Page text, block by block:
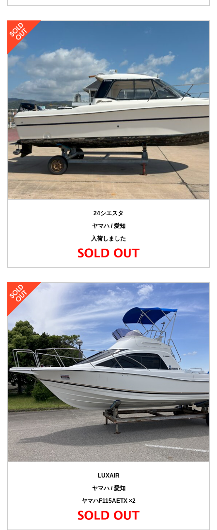
24シエスタ
ヤマハ / 愛知
入荷しました
LUXAIR
ヤマハ / 愛知
ヤマハF115AETX ×2